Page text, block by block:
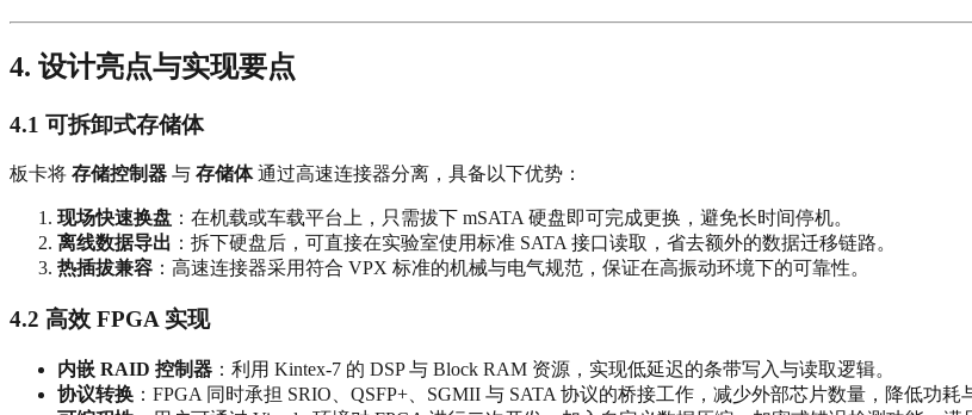
4. 设计亮点与实现要点
4.1 可拆卸式存储体
板卡将 存储控制器 与 存储体通过高速连接器分离，具备以下优势：
现场快速换盘 ：在机载或车载平台上，只需拔下 mSATA 硬盘即可完成更换，避免长时间停机。
离线数据导出 ：拆下硬盘后，可直接在实验室使用标准 SATA 接口读取，省去额外的数据迁移链路。
热插拔兼容 ：高速连接器采用符合 VPX 标准的机械与电气规范，保证在高振动环境下的可靠性。
4.2 高效 FPGA 实现
内嵌 RAID 控制器 ：利用 Kintex‑7 的 DSP 与 Block RAM 资源，实现低延迟的条带写入与读取逻辑。
协议转换 ：FPGA 同时承担 SRIO、QSFP+、SGMII 与 SATA 协议的桥接工作，减少外部芯片数量，降低功耗